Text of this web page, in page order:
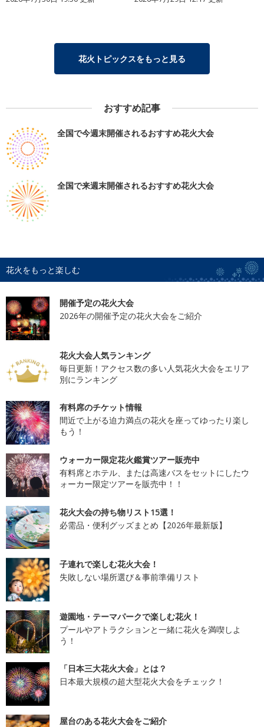
花火トピックスをもっと見る
おすすめ記事
全国で今週末開催されるおすすめ花火大会
全国で来週末開催されるおすすめ花火大会
花火をもっと楽しむ
開催予定の花火大会
2026年の開催予定の花火大会をご紹介
花火大会人気ランキング
毎日更新！アクセス数の多い人気花火大会をエリア
別にランキング
有料席のチケット情報
間近で上がる迫力満点の花火を座ってゆったり楽し
もう！
ウォーカー限定花火鑑賞ツアー販売中
有料席とホテル、または高速バスをセットにしたウ
ォーカー限定ツアーを販売中！！
花火大会の持ち物リスト15選！
必需品・便利グッズまとめ【2026年最新版】
子連れで楽しむ花火大会！
失敗しない場所選び＆事前準備リスト
遊園地・テーマパークで楽しむ花火！
プールやアトラクションと一緒に花火を満喫しよ
う！
「日本三大花火大会」とは？
日本最大規模の超大型花火大会をチェック！
屋台のある花火大会をご紹介